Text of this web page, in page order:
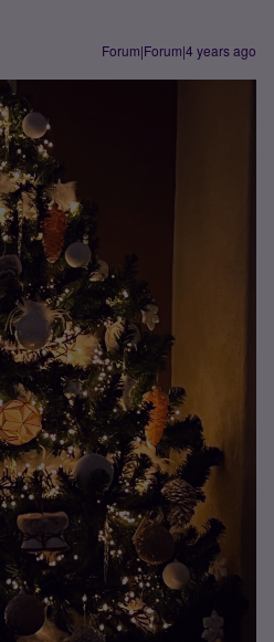
Forum|Forum|4 years ago